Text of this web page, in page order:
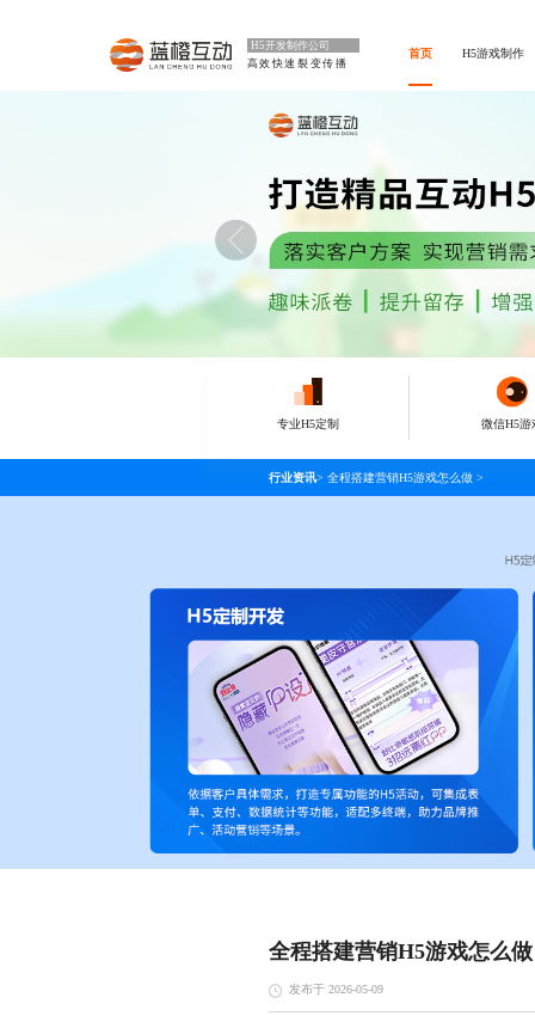
H5开发制作公司
高效快速裂变传播
首页 H5游戏制作
专业H5定制 微信H5游
行业资讯> 全程搭建营销H5游戏怎么做 >
全程搭建营销H5游戏怎么做
发布于 2026-05-09